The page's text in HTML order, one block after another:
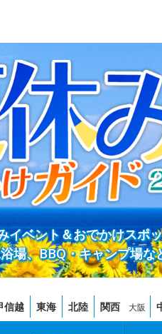
イベント＆おでかけスポ
場、BBQ・キャンプ場
信越 東海 北陸 関西 大阪